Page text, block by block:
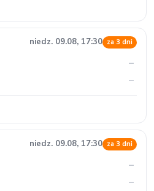
niedz. 09.08, 17:30 za 3 dni
–
–
niedz. 09.08, 17:30 za 3 dni
–
–